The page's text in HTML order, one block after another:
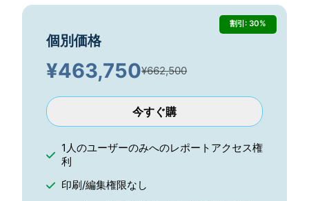
割引: 30%
個別価格
¥463,750¥662,500
今すぐ購
1人のユーザーのみへのレポートアクセス権
利
印刷/編集権限なし